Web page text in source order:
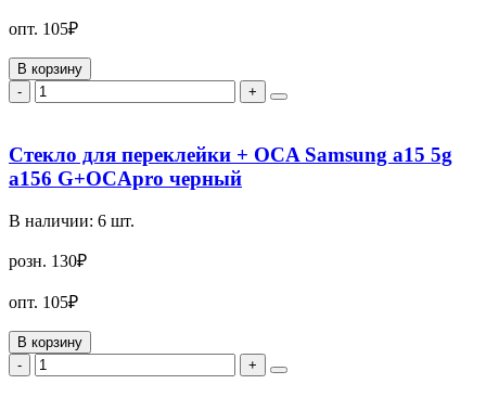
опт. 105₽
В корзину
-
+
Стекло для переклейки + OCA Samsung a15 5g
a156 G+OCApro черный
В наличии: 6 шт.
розн. 130₽
опт. 105₽
В корзину
-
+